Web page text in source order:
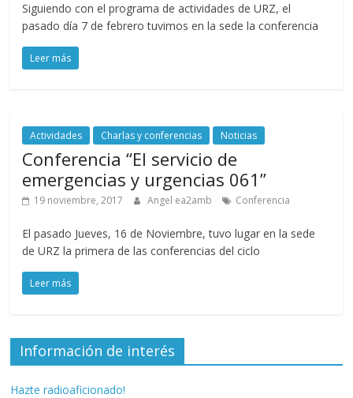
Siguiendo con el programa de actividades de URZ, el
pasado día 7 de febrero tuvimos en la sede la conferencia
Leer más
Actividades Charlas y conferencias Noticias
Conferencia “El servicio de
emergencias y urgencias 061”
19 noviembre, 2017 Angel ea2amb Conferencia
El pasado Jueves, 16 de Noviembre, tuvo lugar en la sede
de URZ la primera de las conferencias del ciclo
Leer más
Información de interés
Hazte radioaficionado!